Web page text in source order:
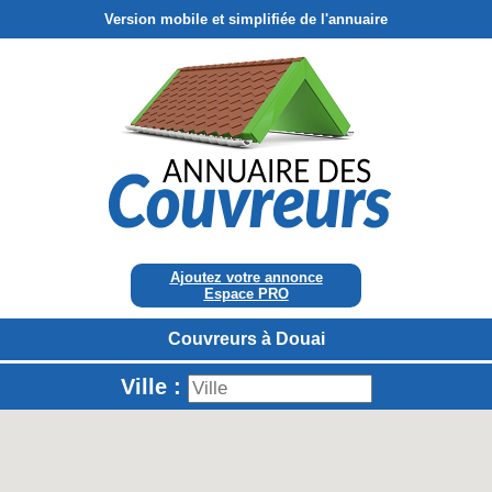
Version mobile et simplifiée de l'annuaire
Ajoutez votre annonce
Espace PRO
Couvreurs à Douai
Ville :